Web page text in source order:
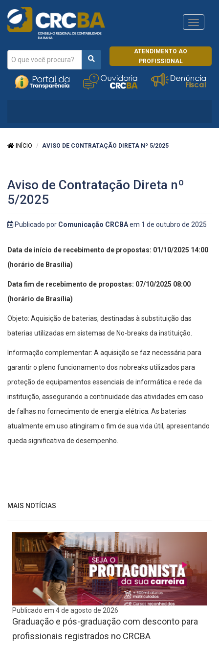
ATENDIMENTO AO
PROFISSIONAL
CRCRJ
INÍCIO AVISO DE CONTRATAÇÃO DIRETA Nº 5/2025
Aviso de Contratação Direta nº
5/2025
Publicado por Comunicação CRCBAem 1 de outubro de 2025
Data de início de recebimento de propostas: 01/10/2025 14:00
(horário de Brasília)
Data fim de recebimento de propostas: 07/10/2025 08:00
(horário de Brasília)
Objeto: Aquisição de baterias, destinadas à substituição das
baterias utilizadas em sistemas de No-breaks da instituição.
Informação complementar: A aquisição se faz necessária para
garantir o pleno funcionamento dos nobreaks utilizados para
proteção de equipamentos essenciais de informática e rede da
instituição, assegurando a continuidade das atividades em caso
de falhas no fornecimento de energia elétrica. As baterias
atualmente em uso atingiram o fim de sua vida útil, apresentando
queda significativa de desempenho.
MAIS NOTÍCIAS
Publicado em 4 de agosto de 2026
Graduação e pós-graduação com desconto para
profissionais registrados no CRCBA